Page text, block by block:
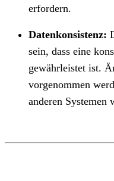
erfordern.
Datenkonsistenz:
sein, dass eine
gewährleistet ist.
vorgenommen
anderen Systemen